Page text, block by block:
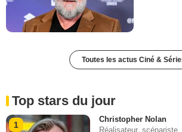
Toutes les actus Ciné &
Top stars du jour
1
Christopher Nolan
Réalisateur,